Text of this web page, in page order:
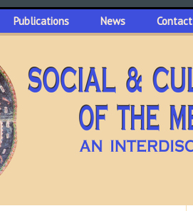
Publications News Contact